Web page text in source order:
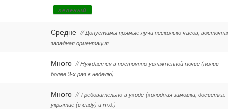
зеленый
Средне // Допустимы прямые лучи несколько часов,
западная ориентация
Много // Нуждается в постоянно увлажненной почве (полив
более 3-х раз в неделю)
Много // Требовательно в уходе (холодная зимовка, досветка,
укрытие (в саду) и т.д.)